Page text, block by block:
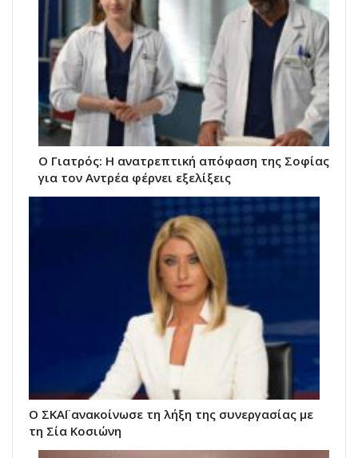
Ο Γιατρός: Η ανατρεπτική απόφαση της Σοφίας
για τον Αντρέα φέρνει εξελίξεις
Ο ΣΚΑΪ ανακοίνωσε τη λήξη της συνεργασίας με
τη Σία Κοσιώνη